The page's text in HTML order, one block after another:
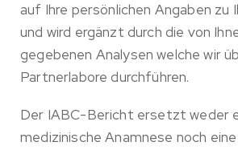
auf Ihre persönlichen Angaben zu
und wird ergänzt durch die von
gegebenen Analysen welche wir
Partnerlabore durchführen.
Der IABC-Bericht ersetzt weder
medizinische Anamnese noch